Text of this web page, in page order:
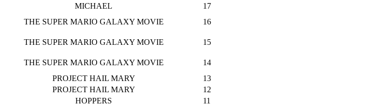
MICHAEL
17
THE SUPER MARIO GALAXY MOVIE 16
THE SUPER MARIO GALAXY MOVIE 15
THE SUPER MARIO GALAXY MOVIE
14
PROJECT HAIL MARY
13
PROJECT HAIL MARY
12
HOPPERS
11